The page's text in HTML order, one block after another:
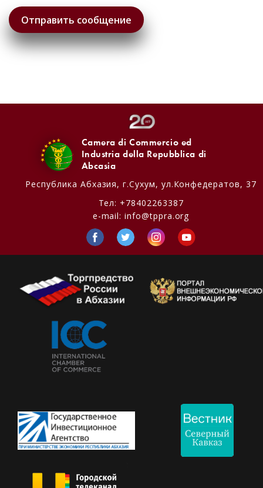
Camera di Commercio ed
Industria della Repubblica di
Abcasia
Республика Абхазия, г.Сухум, ул.Конфедератов, 37
Тел: +78402263387
e-mail:info@tppra.org